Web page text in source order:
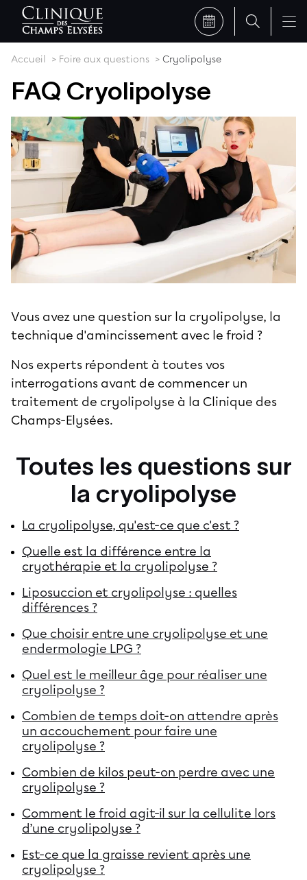
Accueil Foire aux questions Cryolipolyse
FAQ Cryolipolyse
Vous avez une question sur la cryolipolyse, la
technique d'amincissement avec le froid ?
Nos experts répondent à toutes vos
interrogations avant de commencer un
traitement de cryolipolyse à la Clinique des
Champs-Elysées.
Toutes les questions sur
la cryolipolyse
La cryolipolyse, qu'est-ce que c'est ?
Quelle est la différence entre la
cryothérapie et la cryolipolyse ?
Liposuccion et cryolipolyse : quelles
différences ?
Que choisir entre une cryolipolyse et une
endermologie LPG ?
Quel est le meilleur âge pour réaliser une
cryolipolyse ?
Combien de temps doit-on attendre après
un accouchement pour faire une
cryolipolyse ?
Combien de kilos peut-on perdre avec une
cryolipolyse ?
Comment le froid agit-il sur la cellulite lors
d’une cryolipolyse ?
Est-ce que la graisse revient après une
cryolipolyse ?